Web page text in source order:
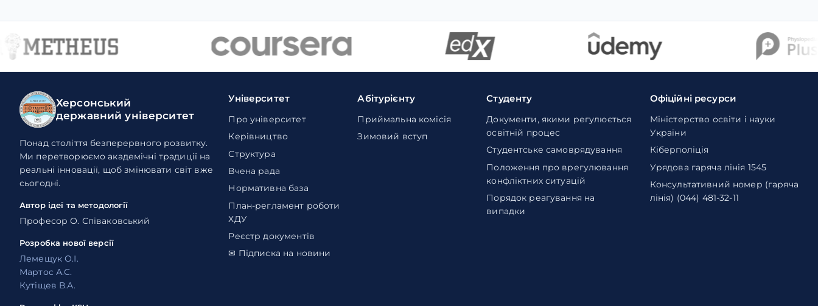
Херсонський
державний університет
Понад століття безперервного розвитку.
Ми перетворюємо академічні традиції на
реальні інновації, щоб змінювати світ вже
сьогодні.
Автор ідеї та методології
Професор О. Співаковський
Розробка нової версії
Лемещук О.І.
Мартос А.С.
Кутіщев В.А.
Університет
Про університет
Керівництво
Структура
Вчена рада
Нормативна база
План-регламент роботи
ХДУ
Реєстр документів
✉ Підписка на новини
Абітурієнту
Приймальна комісія
Зимовий вступ
Студенту
Документи, якими регулюється
освітній процес
Студентське самоврядування
Положення про врегулювання
конфліктних ситуацій
Порядок реагування на
випадки
Офіційні ресурси
Міністерство освіти і науки
України
Кіберполіція
Урядова гаряча лінія 1545
Консультативний номер (гаряча
лінія) (044) 481-32-11